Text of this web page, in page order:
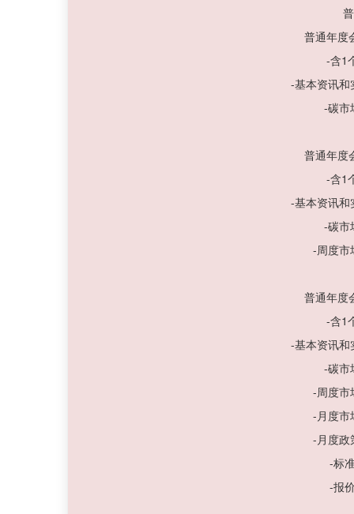
普通年度
-含1
-基本资讯和
-碳市
普通年度
-含1
-基本资讯和
-碳市
-周度市
普通年度
-含1
-基本资讯和
-碳市
-周度市
-月度市
-月度政
-标
-报